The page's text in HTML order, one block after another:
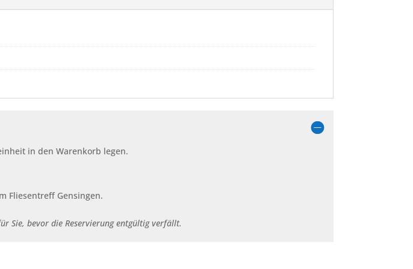
in den Warenkorb legen.
Fliesentreff Gensingen.
Sie, bevor die Reservierung entgültig verfällt.